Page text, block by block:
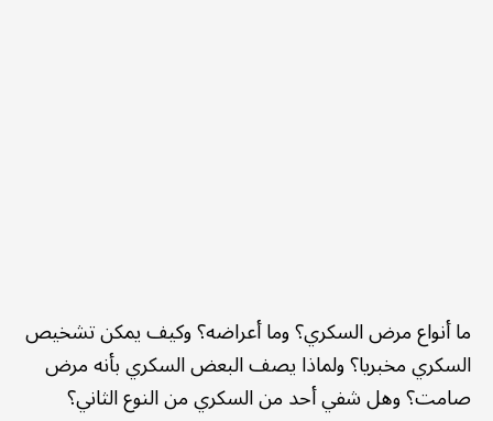
ما أنواع مرض السكري؟ وما أعراضه؟ وكيف يمكن تشخيص
السكري مخبريا؟ ولماذا يصف البعض السكري بأنه مرض
صامت؟ وهل شفي أحد من السكري من النوع الثاني؟